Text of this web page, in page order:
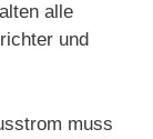
alle
und
muss